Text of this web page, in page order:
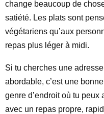
change beaucoup de
satiété. Les plats sont
végétariens qu’aux
repas plus léger à midi.
Si tu cherches une
abordable, c’est une
genre d’endroit où tu
avec un repas propre,